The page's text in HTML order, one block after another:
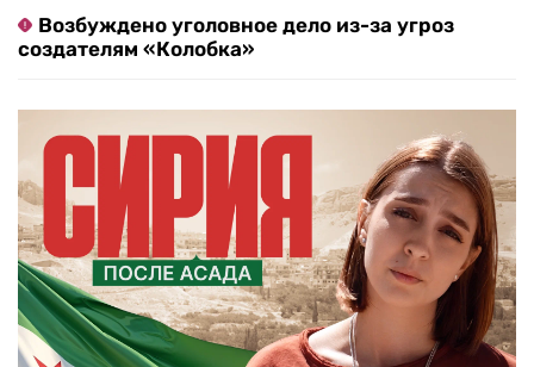
Возбуждено уголовное дело из-за угроз
создателям «Колобка»